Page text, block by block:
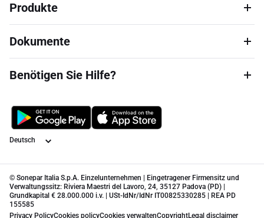
Produkte
Dokumente
Benötigen Sie Hilfe?
Sprache
© Sonepar Italia S.p.A. Einzelunternehmen | Eingetragener Firmensitz und
Verwaltungssitz: Riviera Maestri del Lavoro, 24, 35127 Padova (PD) |
Grundkapital € 28.000.000 i.v. | USt-IdNr/IdNr IT00825330285 | REA PD
155585
Privacy PolicyCookies policyCookies verwaltenCopyrightLegal disclaimer